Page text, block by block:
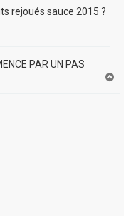
rejoués sauce 2015 ?
PAR UN PAS